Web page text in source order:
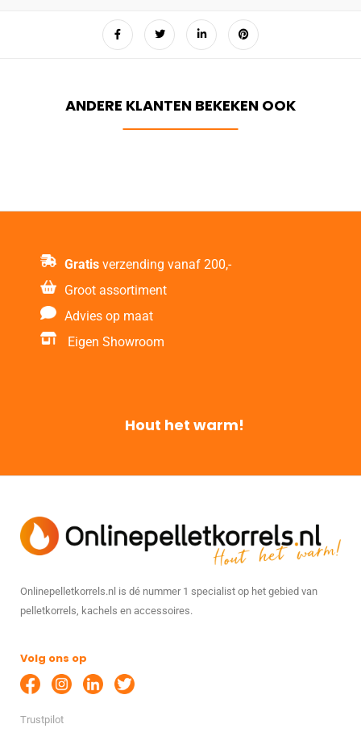
Gratis verzending vanaf 200,-
Groot assortiment
Advies op maat
Eigen Showroom
Hout het warm!
Onlinepelletkorrels.nl is dé nummer 1 specialist op het gebied van
pelletkorrels, kachels en accessoires.
Volg ons op
Trustpilot